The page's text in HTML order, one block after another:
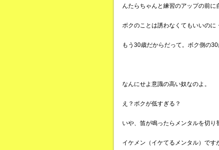
んたらちゃんと練習のアップの前
ボクのことは誘わなくてもいいのに
もう30歳だからだって。ボク側の
なんにせよ意識の高い奴なのよ。
え？ボクが低すぎる？
いや、笛が鳴ったらメンタルを切
イケメン（イケてるメンタル）です